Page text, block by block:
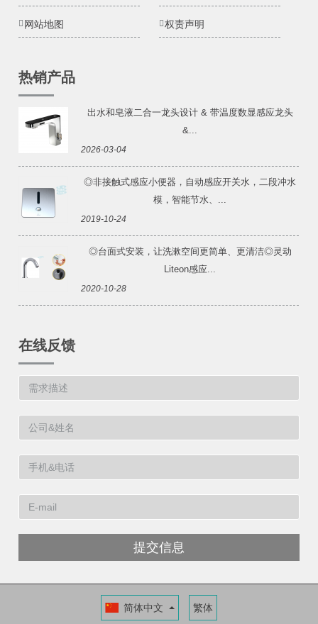
网站地图 权责声明
热销产品
出水和皂液二合一龙头设计 & 带温度数显感应龙头
&...
2026-03-04
◎非接触式感应小便器，自动感应开关水，二段冲水
模，智能节水、...
2019-10-24
◎台面式安装，让洗漱空间更简单、更清洁◎灵动
Liteon感应...
2020-10-28
在线反馈
提交信息
简体中文 繁体